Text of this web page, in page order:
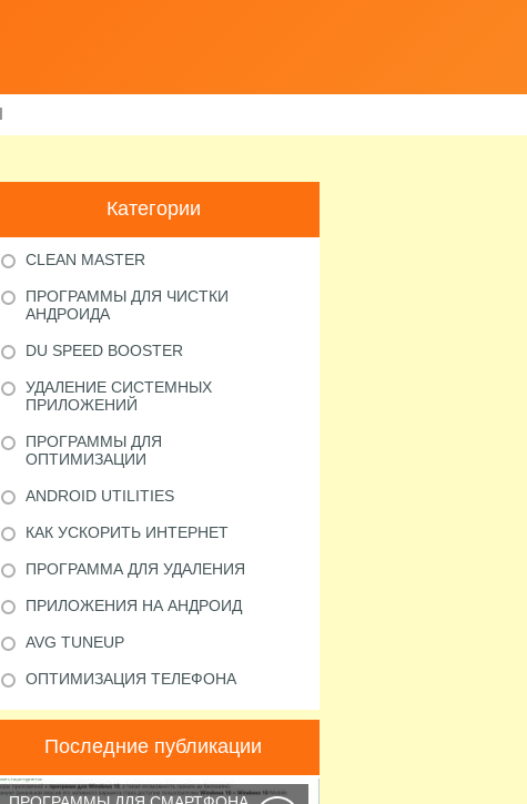
Категории
CLEAN MASTER
ПРОГРАММЫ ДЛЯ ЧИСТКИ
АНДРОИДА
DU SPEED BOOSTER
УДАЛЕНИЕ СИСТЕМНЫХ
ПРИЛОЖЕНИЙ
ПРОГРАММЫ ДЛЯ
ОПТИМИЗАЦИИ
ANDROID UTILITIES
КАК УСКОРИТЬ ИНТЕРНЕТ
ПРОГРАММА ДЛЯ УДАЛЕНИЯ
ПРИЛОЖЕНИЯ НА АНДРОИД
AVG TUNEUP
ОПТИМИЗАЦИЯ ТЕЛЕФОНА
Последние публикации